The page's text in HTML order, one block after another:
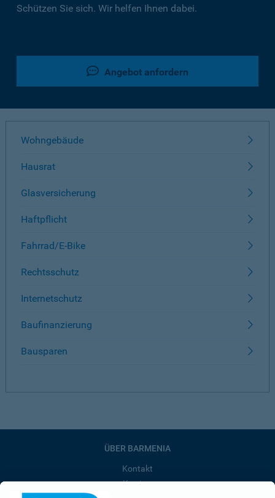
Schützen Sie sich. Wir helfen Ihnen dabei.
Angebot anfordern
Wohngebäude
Hausrat
Glasversicherung
Haftpflicht
Fahrrad/E-Bike
Rechtsschutz
Internetschutz
Baufinanzierung
Bausparen
ÜBER BARMENIA
Kontakt
Karriere